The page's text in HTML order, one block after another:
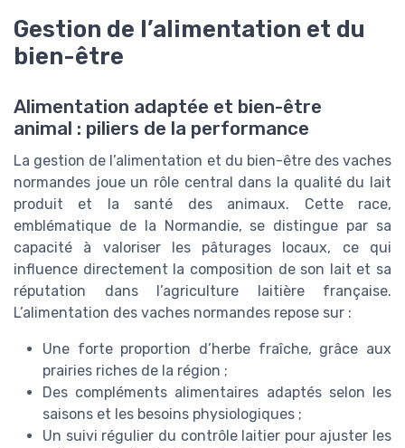
Gestion de l’alimentation et du
bien-être
Alimentation adaptée et bien-être
animal : piliers de la performance
La gestion de l’alimentation et du bien-être des vaches
normandes joue un rôle central dans la qualité du lait
produit et la santé des animaux. Cette race,
emblématique de la Normandie, se distingue par sa
capacité à valoriser les pâturages locaux, ce qui
influence directement la composition de son lait et sa
réputation dans l’agriculture laitière française.
L’alimentation des vaches normandes repose sur :
Une forte proportion d’herbe fraîche, grâce aux
prairies riches de la région ;
Des compléments alimentaires adaptés selon les
saisons et les besoins physiologiques ;
Un suivi régulier du contrôle laitier pour ajuster les